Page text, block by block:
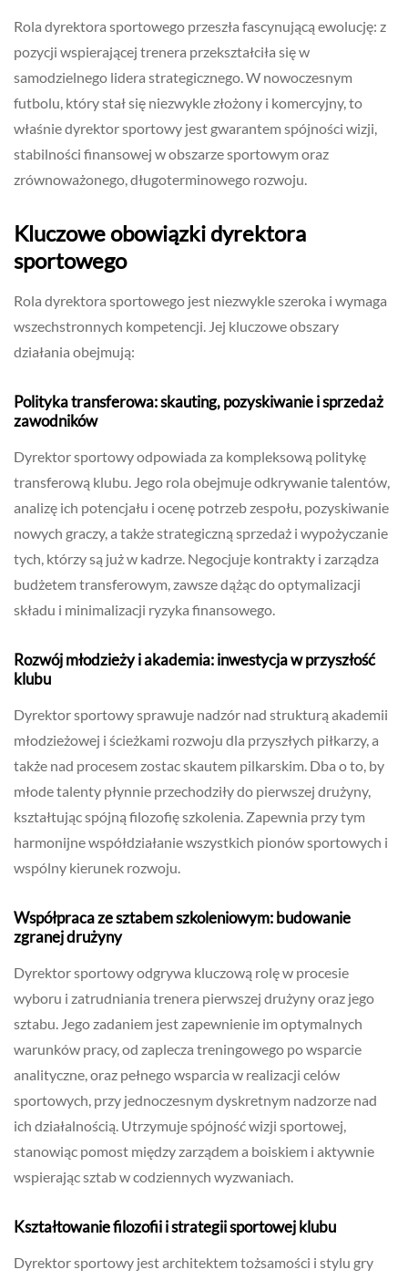
Rola dyrektora sportowego przeszła fascynującą ewolucję: z
pozycji wspierającej trenera przekształciła się w
samodzielnego lidera strategicznego. W nowoczesnym
futbolu, który stał się niezwykle złożony i komercyjny, to
właśnie dyrektor sportowy jest gwarantem spójności wizji,
stabilności finansowej w obszarze sportowym oraz
zrównoważonego, długoterminowego rozwoju.
Kluczowe obowiązki dyrektora
sportowego
Rola dyrektora sportowego jest niezwykle szeroka i wymaga
wszechstronnych kompetencji. Jej kluczowe obszary
działania obejmują:
Polityka transferowa: skauting, pozyskiwanie i sprzedaż
zawodników
Dyrektor sportowy odpowiada za kompleksową politykę
transferową klubu. Jego rola obejmuje odkrywanie talentów,
analizę ich potencjału i ocenę potrzeb zespołu, pozyskiwanie
nowych graczy, a także strategiczną sprzedaż i wypożyczanie
tych, którzy są już w kadrze. Negocjuje kontrakty i zarządza
budżetem transferowym, zawsze dążąc do optymalizacji
składu i minimalizacji ryzyka finansowego.
Rozwój młodzieży i akademia: inwestycja w przyszłość
klubu
Dyrektor sportowy sprawuje nadzór nad strukturą akademii
młodzieżowej i ścieżkami rozwoju dla przyszłych piłkarzy, a
także nad procesem zostac skautem pilkarskim. Dba o to, by
młode talenty płynnie przechodziły do pierwszej drużyny,
kształtując spójną filozofię szkolenia. Zapewnia przy tym
harmonijne współdziałanie wszystkich pionów sportowych i
wspólny kierunek rozwoju.
Współpraca ze sztabem szkoleniowym: budowanie
zgranej drużyny
Dyrektor sportowy odgrywa kluczową rolę w procesie
wyboru i zatrudniania trenera pierwszej drużyny oraz jego
sztabu. Jego zadaniem jest zapewnienie im optymalnych
warunków pracy, od zaplecza treningowego po wsparcie
analityczne, oraz pełnego wsparcia w realizacji celów
sportowych, przy jednoczesnym dyskretnym nadzorze nad
ich działalnością. Utrzymuje spójność wizji sportowej,
stanowiąc pomost między zarządem a boiskiem i aktywnie
wspierając sztab w codziennych wyzwaniach.
Kształtowanie filozofii i strategii sportowej klubu
Dyrektor sportowy jest architektem tożsamości i stylu gry